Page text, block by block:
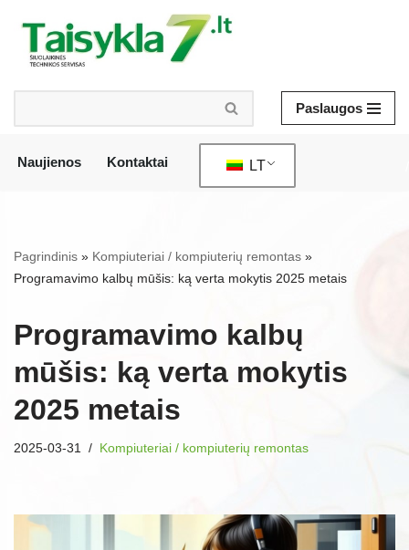
Pereiti
prie
turinio
Paslaugos
Naujienos Kontaktai LT
Pagrindinis » Kompiuteriai / kompiuterių remontas »
Programavimo kalbų mūšis: ką verta mokytis 2025 metais
Programavimo kalbų
mūšis: ką verta mokytis
2025 metais
2025-03-31 Kompiuteriai / kompiuterių remontas